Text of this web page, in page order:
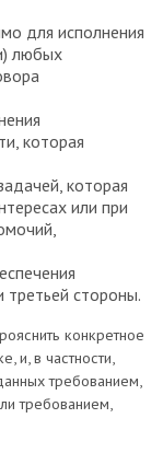
для исполнения
любых
которая
которая
или при
третьей стороны.
конкретное
и, в частности,
требованием,
требованием,